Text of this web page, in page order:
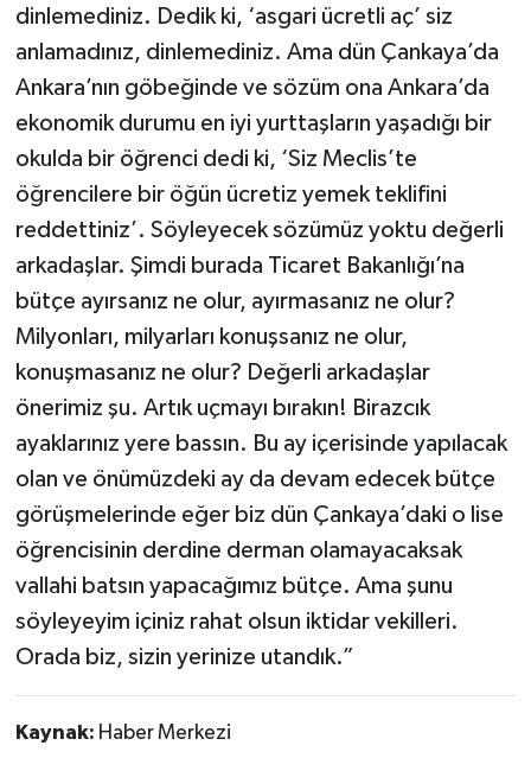
dinlemediniz. Dedik ki, ‘asgari ücretli aç’ siz
anlamadınız, dinlemediniz. Ama dün Çankaya’da
Ankara’nın göbeğinde ve sözüm ona Ankara’da
ekonomik durumu en iyi yurttaşların yaşadığı bir
okulda bir öğrenci dedi ki, ‘Siz Meclis’te
öğrencilere bir öğün ücretiz yemek teklifini
reddettiniz’. Söyleyecek sözümüz yoktu değerli
arkadaşlar. Şimdi burada Ticaret Bakanlığı’na
bütçe ayırsanız ne olur, ayırmasanız ne olur?
Milyonları, milyarları konuşsanız ne olur,
konuşmasanız ne olur? Değerli arkadaşlar
önerimiz şu. Artık uçmayı bırakın! Birazcık
ayaklarınız yere bassın. Bu ay içerisinde yapılacak
olan ve önümüzdeki ay da devam edecek bütçe
görüşmelerinde eğer biz dün Çankaya’daki o lise
öğrencisinin derdine derman olamayacaksak
vallahi batsın yapacağımız bütçe. Ama şunu
söyleyeyim içiniz rahat olsun iktidar vekilleri.
Orada biz, sizin yerinize utandık.”
Kaynak: Haber Merkezi